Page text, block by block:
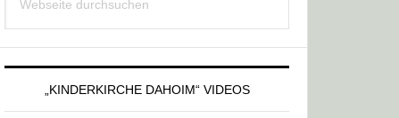
Sidebar
durchsuchen
„KINDERKIRCHE DAHOIM“ VIDEOS